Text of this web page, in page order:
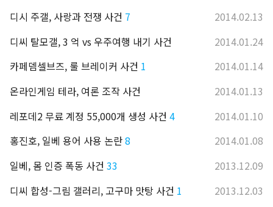
디시 주갤, 사랑과 전쟁 사건 7
2014.02.13
디씨 탈모갤, 3 억 vs 우주여행 내기 사건
2014.01.24
카페뎀셀브즈, 룰 브레이커 사건 1
2014.01.14
온라인게임 테라, 여론 조작 사건
2014.01.13
레포데2 무료 계정 55,000개 생성 사건 4
2014.01.10
홍진호, 일베 용어 사용 논란8
2014.01.08
일베, 몸 인증 폭동 사건 33
2013.12.09
디씨 합성-그림 갤러리, 고구마 맛탕 사건 1
2013.12.03